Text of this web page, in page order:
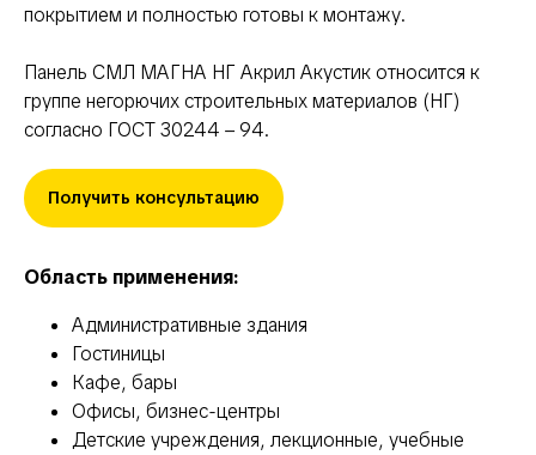
покрытием и полностью готовы к монтажу.
Панель СМЛ МАГНА НГ Акрил Акустик относится к
группе негорючих строительных материалов (НГ)
согласно ГОСТ 30244 – 94.
Получить консультацию
Область применения:
Административные здания
Гостиницы
Кафе, бары
Офисы, бизнес-центры
Детские учреждения, лекционные, учебные